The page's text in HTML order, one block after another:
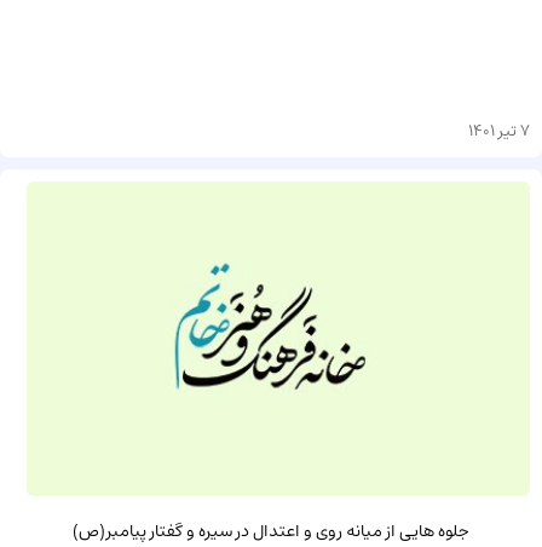
7 تیر 1401
جلوه هایی از میانه روی و اعتدال در سیره و گفتار پیامبر(ص)